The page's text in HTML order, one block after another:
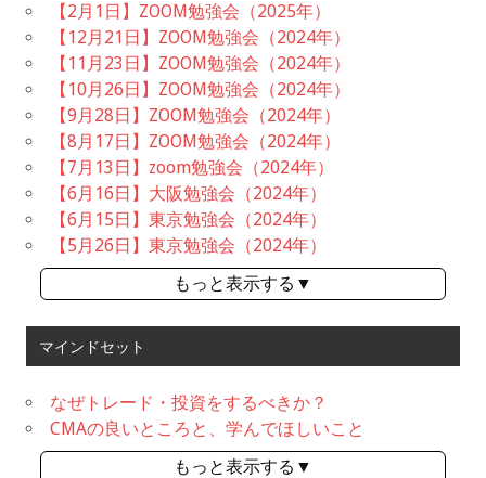
【2月1日】ZOOM勉強会（2025年）
【12月21日】ZOOM勉強会（2024年）
【11月23日】ZOOM勉強会（2024年）
【10月26日】ZOOM勉強会（2024年）
【9月28日】ZOOM勉強会（2024年）
【8月17日】ZOOM勉強会（2024年）
【7月13日】zoom勉強会（2024年）
【6月16日】大阪勉強会（2024年）
【6月15日】東京勉強会（2024年）
【5月26日】東京勉強会（2024年）
もっと表示する▼
マインドセット
なぜトレード・投資をするべきか？
CMAの良いところと、学んでほしいこと
もっと表示する▼